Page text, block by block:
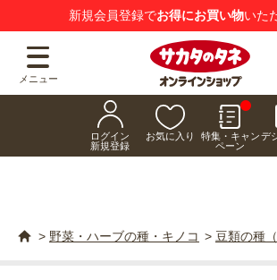
新規会員登録でお得にお買い物いた
メニュー
ログイン
新規登録
お気に入り
特集・キャン
ペーン
デ
> 野菜・ハーブの種・キノコ > 豆類の種（